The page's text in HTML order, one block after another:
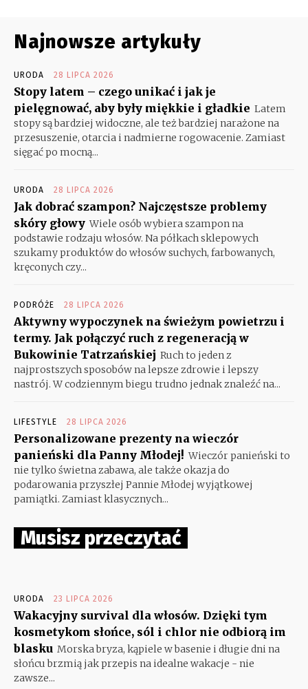
Najnowsze artykuły
URODA 28 LIPCA 2026
Stopy latem – czego unikać i jak je
pielęgnować, aby były miękkie i gładkie Latem
stopy są bardziej widoczne, ale też bardziej narażone na
przesuszenie, otarcia i nadmierne rogowacenie. Zamiast
sięgać po mocną...
URODA 28 LIPCA 2026
Jak dobrać szampon? Najczęstsze problemy
skóry głowy Wiele osób wybiera szampon na
podstawie rodzaju włosów. Na półkach sklepowych
szukamy produktów do włosów suchych, farbowanych,
kręconych czy...
PODRÓŻE 28 LIPCA 2026
Aktywny wypoczynek na świeżym powietrzu i
termy. Jak połączyć ruch z regeneracją w
Bukowinie Tatrzańskiej Ruch to jeden z
najprostszych sposobów na lepsze zdrowie i lepszy
nastrój. W codziennym biegu trudno jednak znaleźć na...
LIFESTYLE 28 LIPCA 2026
Personalizowane prezenty na wieczór
panieński dla Panny Młodej! Wieczór panieński to
nie tylko świetna zabawa, ale także okazja do
podarowania przyszłej Pannie Młodej wyjątkowej
pamiątki. Zamiast klasycznych...
Musisz przeczytać
URODA 23 LIPCA 2026
Wakacyjny survival dla włosów. Dzięki tym
kosmetykom słońce, sól i chlor nie odbiorą im
blasku Morska bryza, kąpiele w basenie i długie dni na
słońcu brzmią jak przepis na idealne wakacje - nie
zawsze...